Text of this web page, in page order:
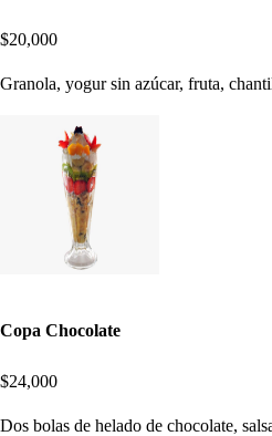
$20,000
Granola, yogur sin azúcar, fruta,
Copa Chocolate
$24,000
Dos bolas de helado de chocolate,